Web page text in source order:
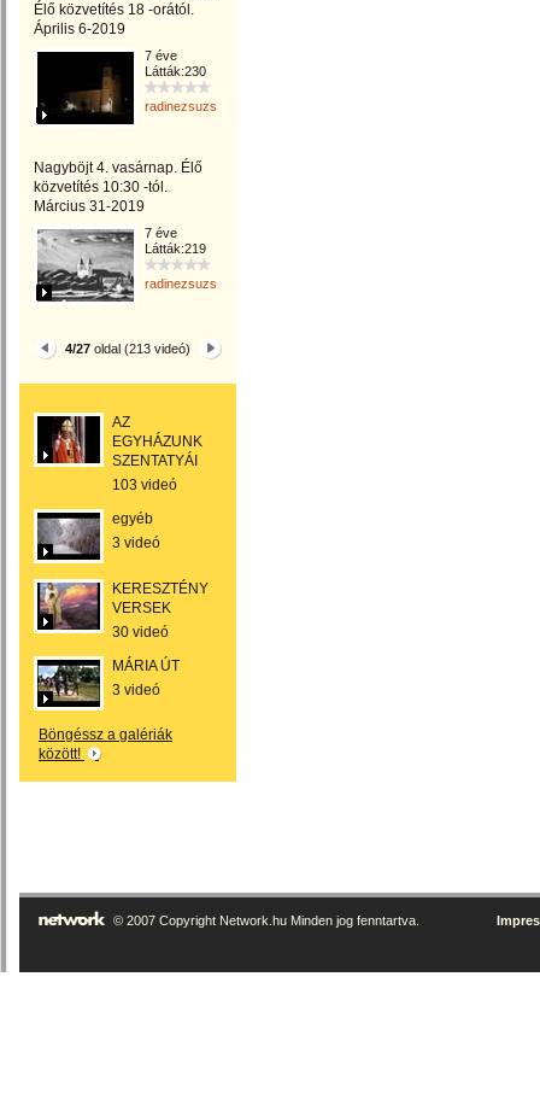
Élő közvetítés 18 -orától.
Április 6-2019
7 éve
Látták:230
radinezsuzsa
Nagyböjt 4. vasárnap. Élő
közvetítés 10:30 -tól.
Március 31-2019
7 éve
Látták:219
radinezsuzsa
4/27 oldal (213 videó)
AZ
EGYHÁZUNK
SZENTATYÁI
103 videó
egyéb
3 videó
KERESZTÉNY
VERSEK
30 videó
MÁRIA ÚT
3 videó
Böngéssz a galériák
között!
© 2007 Copyright Network.hu Minden jog fenntartva.